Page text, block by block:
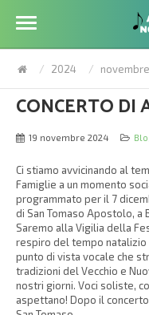
2024 novembre
CONCERTO DI
19 novembre 2024
Ci stiamo avvicinando al
Famiglie a un momento
programmato per il 7
di San Tomaso Apostolo, a
Saremo alla Vigilia della
respiro del tempo natalizio
punto di vista vocale che
tradizioni del Vecchio e
nostri giorni. Voci soliste,
aspettano! Dopo il